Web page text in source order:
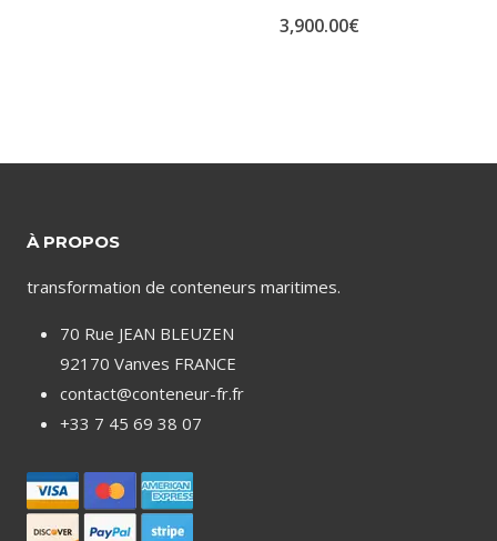
3,900.00€
À PROPOS
transformation de conteneurs maritimes.
70 Rue JEAN BLEUZEN
92170 Vanves FRANCE
contact@conteneur-fr.fr
+33 7 45 69 38 07